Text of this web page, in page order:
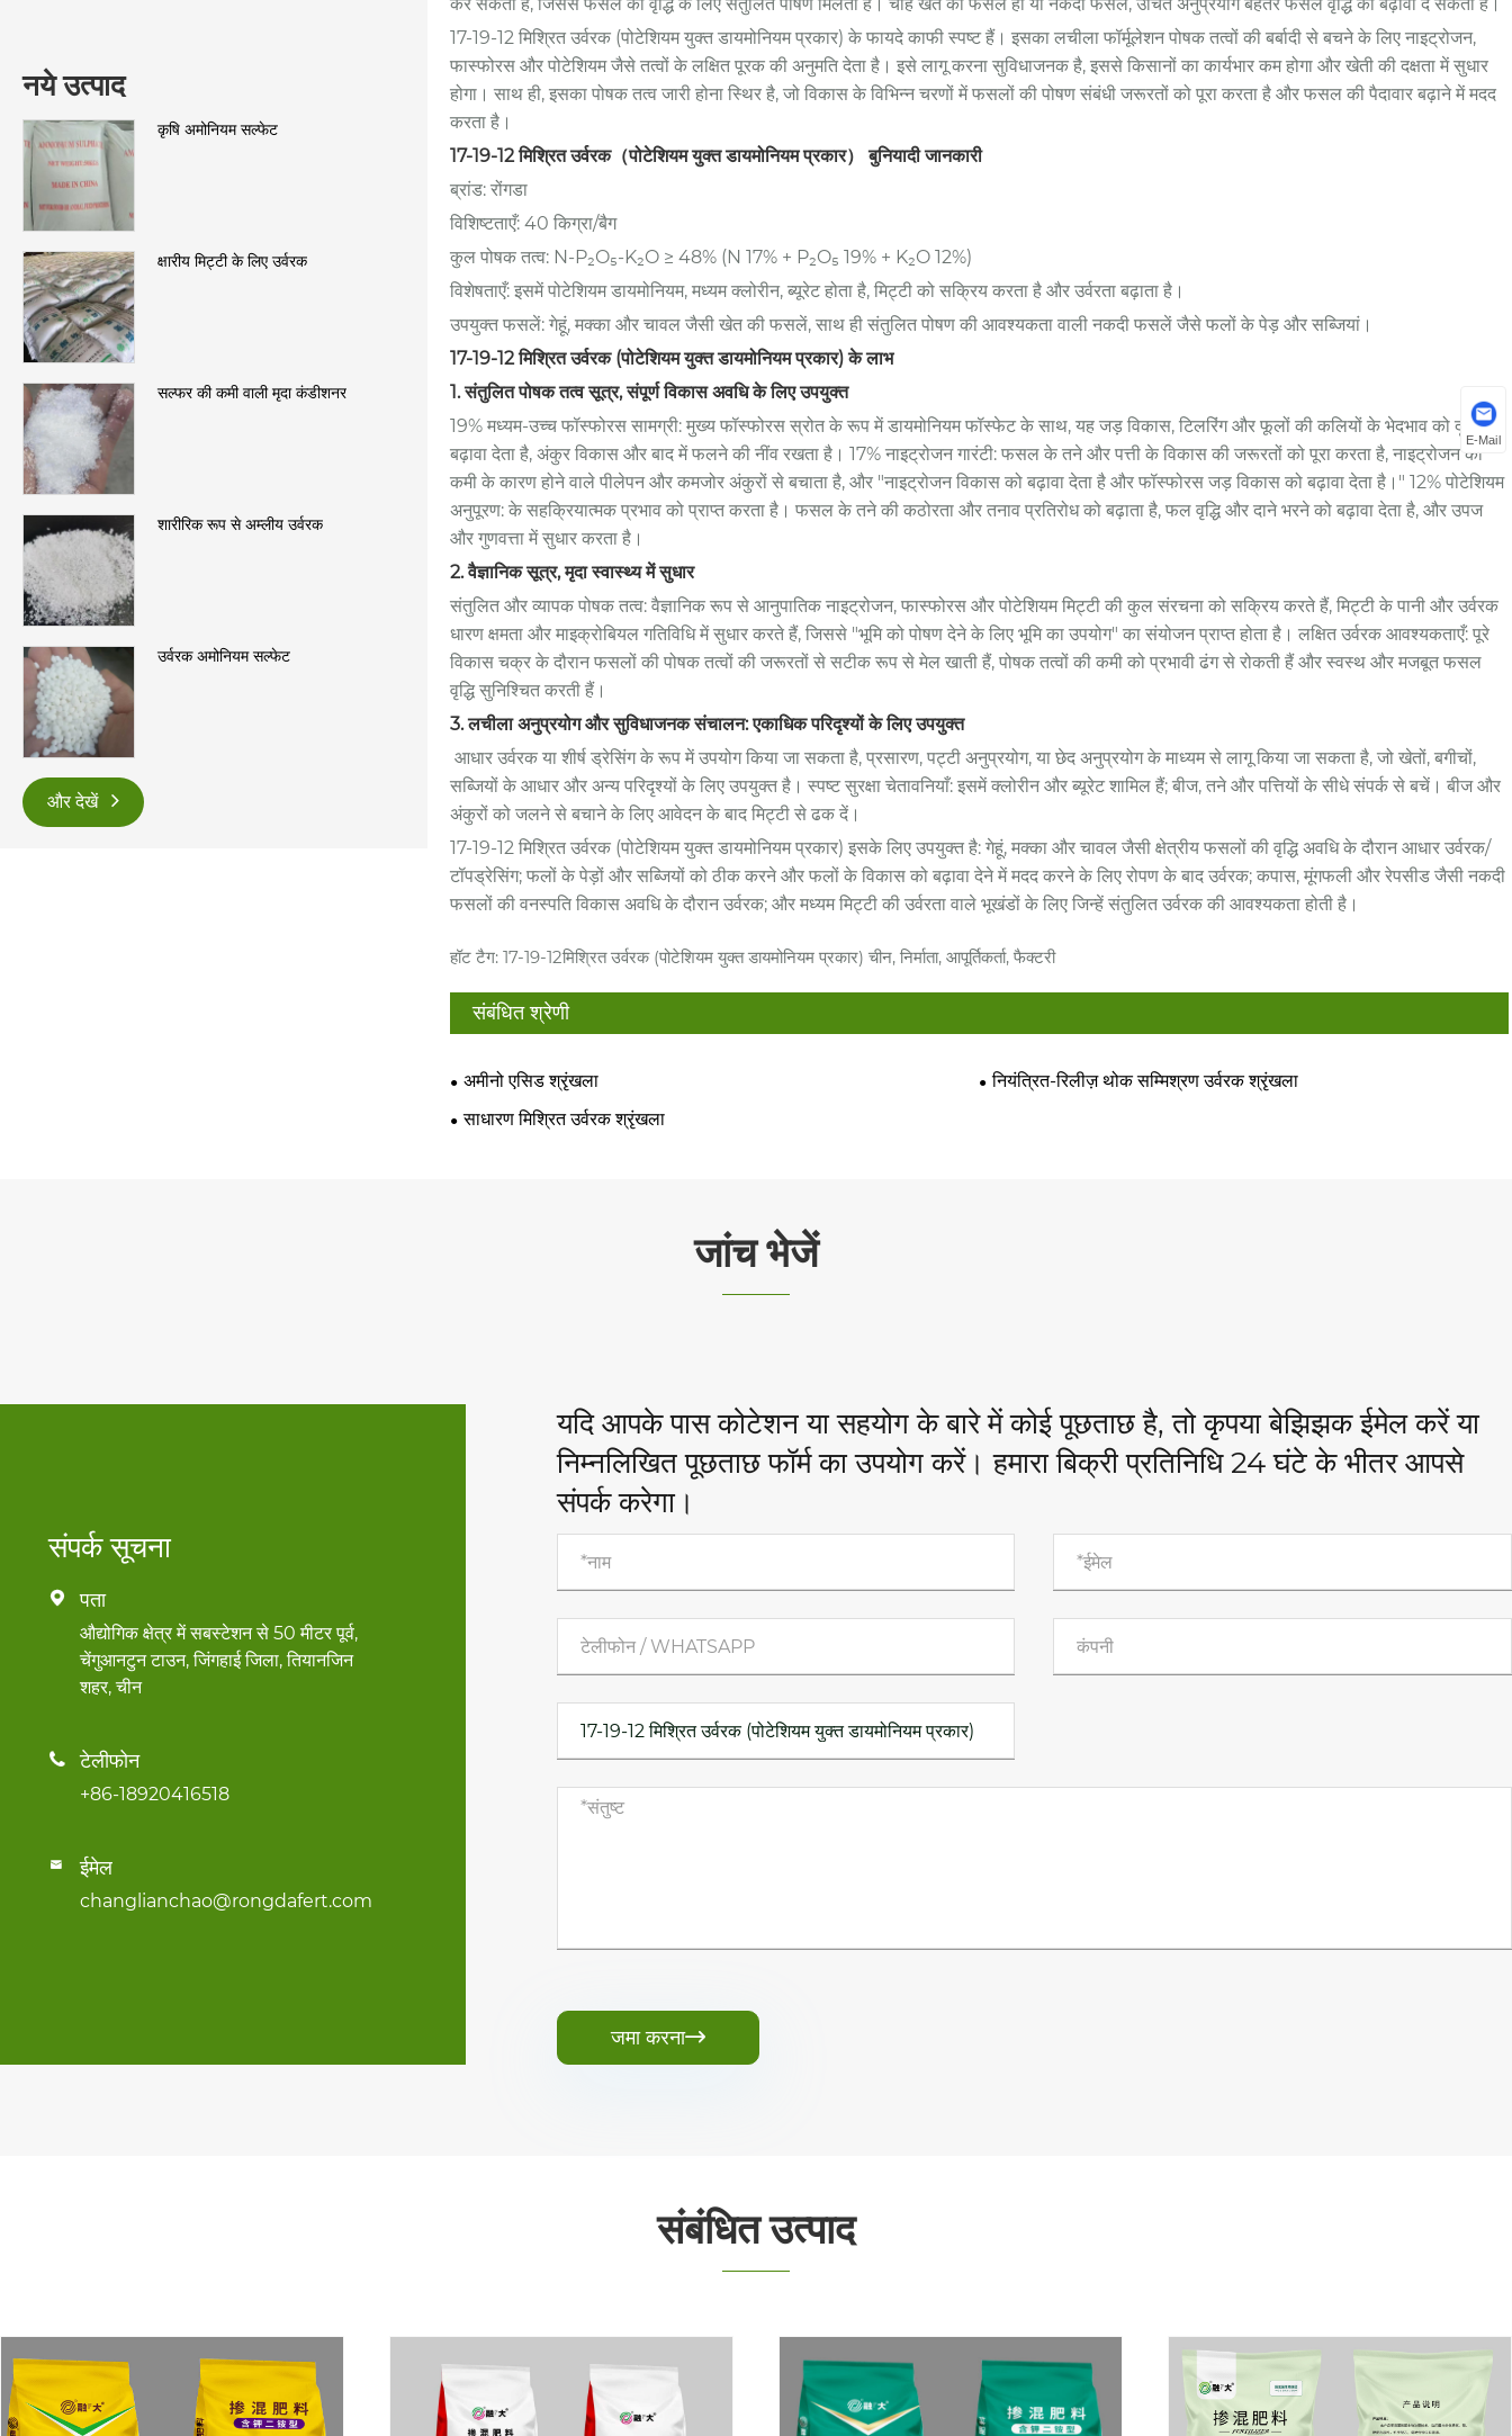
नये उत्पाद
कृषि अमोनियम सल्फेट
क्षारीय मिट्टी के लिए उर्वरक
सल्फर की कमी वाली मृदा कंडीशनर
शारीरिक रूप से अम्लीय उर्वरक
उर्वरक अमोनियम सल्फेट
और देखें
कर सकता है, जिससे फसल की वृद्धि के लिए संतुलित पोषण मिलता है। चाहे खेत की फसलें हों या नकदी फसलें, उचित अनुप्रयोग बेहतर फसल वृद्धि को बढ़ावा दे सकता है।
17-19-12 मिश्रित उर्वरक (पोटेशियम युक्त डायमोनियम प्रकार) के फायदे काफी स्पष्ट हैं। इसका लचीला फॉर्मूलेशन पोषक तत्वों की बर्बादी से बचने के लिए नाइट्रोजन,
फास्फोरस और पोटेशियम जैसे तत्वों के लक्षित पूरक की अनुमति देता है। इसे लागू करना सुविधाजनक है, इससे किसानों का कार्यभार कम होगा और खेती की दक्षता में सुधार
होगा। साथ ही, इसका पोषक तत्व जारी होना स्थिर है, जो विकास के विभिन्न चरणों में फसलों की पोषण संबंधी जरूरतों को पूरा करता है और फसल की पैदावार बढ़ाने में मदद
करता है।
17-19-12 मिश्रित उर्वरक（पोटेशियम युक्त डायमोनियम प्रकार） बुनियादी जानकारी
ब्रांड: रोंगडा
विशिष्टताएँ: 40 किग्रा/बैग
कुल पोषक तत्व: N-P₂O₅-K₂O ≥ 48% (N 17% + P₂O₅ 19% + K₂O 12%)
विशेषताएँ: इसमें पोटेशियम डायमोनियम, मध्यम क्लोरीन, ब्यूरेट होता है, मिट्टी को सक्रिय करता है और उर्वरता बढ़ाता है।
उपयुक्त फसलें: गेहूं, मक्का और चावल जैसी खेत की फसलें, साथ ही संतुलित पोषण की आवश्यकता वाली नकदी फसलें जैसे फलों के पेड़ और सब्जियां।
17-19-12 मिश्रित उर्वरक (पोटेशियम युक्त डायमोनियम प्रकार) के लाभ
1. संतुलित पोषक तत्व सूत्र, संपूर्ण विकास अवधि के लिए उपयुक्त
19% मध्यम-उच्च फॉस्फोरस सामग्री: मुख्य फॉस्फोरस स्रोत के रूप में डायमोनियम फॉस्फेट के साथ, यह जड़ विकास, टिलरिंग और फूलों की कलियों के भेदभाव को दृढ़ता से
बढ़ावा देता है, अंकुर विकास और बाद में फलने की नींव रखता है। 17% नाइट्रोजन गारंटी: फसल के तने और पत्ती के विकास की जरूरतों को पूरा करता है, नाइट्रोजन की
कमी के कारण होने वाले पीलेपन और कमजोर अंकुरों से बचाता है, और "नाइट्रोजन विकास को बढ़ावा देता है और फॉस्फोरस जड़ विकास को बढ़ावा देता है।" 12% पोटेशियम
अनुपूरण: के सहक्रियात्मक प्रभाव को प्राप्त करता है। फसल के तने की कठोरता और तनाव प्रतिरोध को बढ़ाता है, फल वृद्धि और दाने भरने को बढ़ावा देता है, और उपज
और गुणवत्ता में सुधार करता है।
2. वैज्ञानिक सूत्र, मृदा स्वास्थ्य में सुधार
संतुलित और व्यापक पोषक तत्व: वैज्ञानिक रूप से आनुपातिक नाइट्रोजन, फास्फोरस और पोटेशियम मिट्टी की कुल संरचना को सक्रिय करते हैं, मिट्टी के पानी और उर्वरक
धारण क्षमता और माइक्रोबियल गतिविधि में सुधार करते हैं, जिससे "भूमि को पोषण देने के लिए भूमि का उपयोग" का संयोजन प्राप्त होता है। लक्षित उर्वरक आवश्यकताएँ: पूरे
विकास चक्र के दौरान फसलों की पोषक तत्वों की जरूरतों से सटीक रूप से मेल खाती हैं, पोषक तत्वों की कमी को प्रभावी ढंग से रोकती हैं और स्वस्थ और मजबूत फसल
वृद्धि सुनिश्चित करती हैं।
3. लचीला अनुप्रयोग और सुविधाजनक संचालन: एकाधिक परिदृश्यों के लिए उपयुक्त
आधार उर्वरक या शीर्ष ड्रेसिंग के रूप में उपयोग किया जा सकता है, प्रसारण, पट्टी अनुप्रयोग, या छेद अनुप्रयोग के माध्यम से लागू किया जा सकता है, जो खेतों, बगीचों,
सब्जियों के आधार और अन्य परिदृश्यों के लिए उपयुक्त है। स्पष्ट सुरक्षा चेतावनियाँ: इसमें क्लोरीन और ब्यूरेट शामिल हैं; बीज, तने और पत्तियों के सीधे संपर्क से बचें। बीज और
अंकुरों को जलने से बचाने के लिए आवेदन के बाद मिट्टी से ढक दें।
17-19-12 मिश्रित उर्वरक (पोटेशियम युक्त डायमोनियम प्रकार) इसके लिए उपयुक्त है: गेहूं, मक्का और चावल जैसी क्षेत्रीय फसलों की वृद्धि अवधि के दौरान आधार उर्वरक/
टॉपड्रेसिंग; फलों के पेड़ों और सब्जियों को ठीक करने और फलों के विकास को बढ़ावा देने में मदद करने के लिए रोपण के बाद उर्वरक; कपास, मूंगफली और रेपसीड जैसी नकदी
फसलों की वनस्पति विकास अवधि के दौरान उर्वरक; और मध्यम मिट्टी की उर्वरता वाले भूखंडों के लिए जिन्हें संतुलित उर्वरक की आवश्यकता होती है।
हॉट टैग: 17-19-12मिश्रित उर्वरक (पोटेशियम युक्त डायमोनियम प्रकार) चीन, निर्माता, आपूर्तिकर्ता, फैक्टरी
संबंधित श्रेणी
अमीनो एसिड श्रृंखला
नियंत्रित-रिलीज़ थोक सम्मिश्रण उर्वरक श्रृंखला
साधारण मिश्रित उर्वरक श्रृंखला
जांच भेजें
संपर्क सूचना
 पता
औद्योगिक क्षेत्र में सबस्टेशन से 50 मीटर पूर्व,
चेंगुआनटुन टाउन, जिंगहाई जिला, तियानजिन
शहर, चीन
 टेलीफोन
+86-18920416518
 ईमेल
changlianchao@rongdafert.com
यदि आपके पास कोटेशन या सहयोग के बारे में कोई पूछताछ है, तो कृपया बेझिझक ईमेल करें या
निम्नलिखित पूछताछ फॉर्म का उपयोग करें। हमारा बिक्री प्रतिनिधि 24 घंटे के भीतर आपसे
संपर्क करेगा।
जमा करना
संबंधित उत्पाद
E-Mail